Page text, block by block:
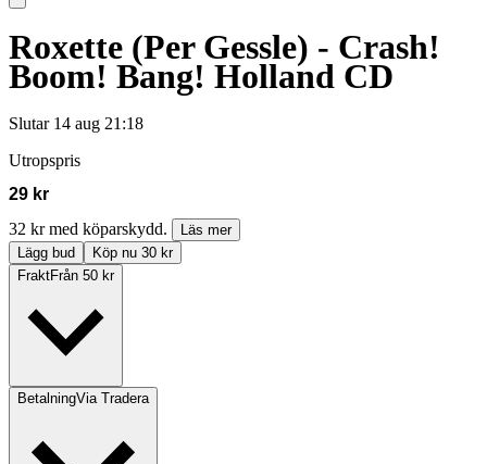
Roxette (Per Gessle) - Crash!
Boom! Bang! Holland CD
Slutar 14 aug 21:18
Utropspris
29 kr
32 kr med köparskydd.
Läs mer
Lägg bud
Köp nu 30 kr
FraktFrån 50 kr
BetalningVia Tradera